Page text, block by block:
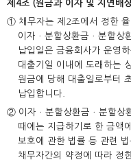
제4조 (원금과 이자 및 지연배
① 채무자는 제2조에서 정한
이자ㆍ분할상환금ㆍ분할상
납입일은 금융회사가 운영
대출기일 이내에 도래하는
원금에 당해 대출일로부터
납입합니다.
② 이자ㆍ분할상환금ㆍ분할상
때에는 지급하기로 한 금액
보호에 관한 법률 등 관련
채무자간의 약정에 따라 정